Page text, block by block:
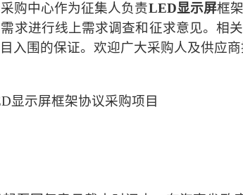
购中心作为征集人负责LED显示屏框
求进行线上需求调查和征求意见。 相关
入围的保证。 欢迎广大采购人及供应商
显示屏框架协议采购项目